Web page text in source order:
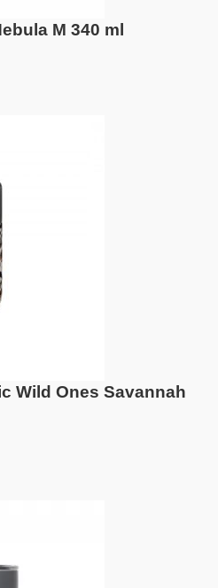
M 340 ml
Wild Ones Savannah